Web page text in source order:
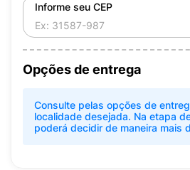
Informe seu CEP
Opções de entrega
Consulte pelas opções de
localidade desejada. Na etapa
poderá decidir de maneira mais